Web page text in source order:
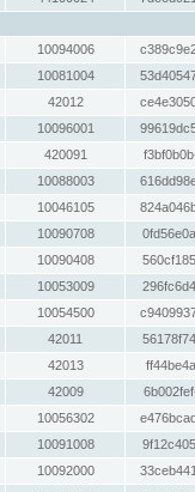
10094006
10081004
42012
10096001
420091
10088003
10046105
10090708
10090408
10053009
10054500
42011
42013
42009
10056302
10091008
10092000